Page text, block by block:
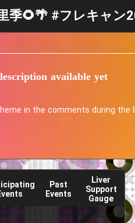
季🌻🌴 #フレキャン
Past
Events
Liver
Support
Gauge
available yet
in the comments during the